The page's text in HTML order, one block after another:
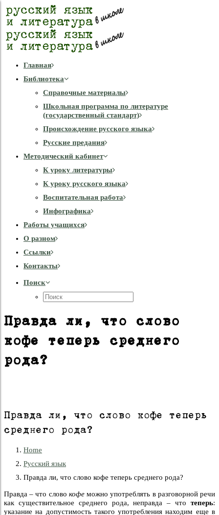
Главная
Библиотека
Справочные материалы
Школьная программа по литературе
(государственный стандарт)
Происхождение русского языка
Русские предания
Методический кабинет
К уроку литературы
К уроку русского языка
Воспитательная работа
Инфографика
Работы учащихся
О разном
Cсылки
Контакты
Поиск
Правда ли, что слово
кофе теперь среднего
рода?
Правда ли, что слово кофе теперь
среднего рода?
Home
Русский язык
Правда ли, что слово кофе теперь среднего рода?
Правда – что слово кофеможно употреблять в разговорной речи
как существительное среднего рода, неправда – что теперь:
указание на допустимость такого употребления находим еще в